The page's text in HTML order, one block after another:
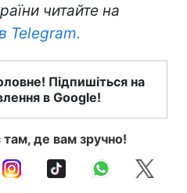
читайте на
Telegram.
Підпишіться на
в Google!
де вам зручно!